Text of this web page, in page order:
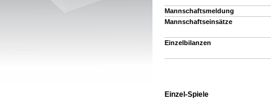
Mannschaftsmeldung
Mannschaftseinsätze
Einzelbilanzen
Einzel-Spiele